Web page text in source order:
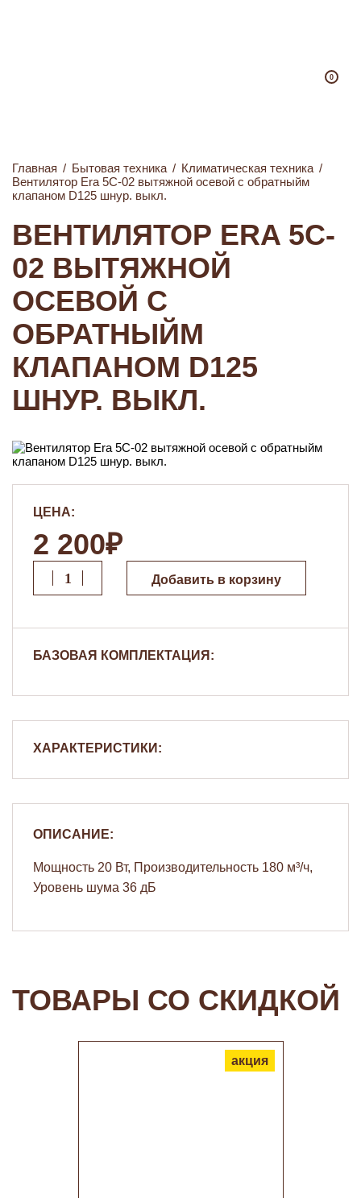
0
Главная / Бытовая техника / Климатическая техника /
Вентилятор Era 5C-02 вытяжной осевой с обратныйм
клапаном D125 шнур. выкл.
ВЕНТИЛЯТОР ERA 5C-
02 ВЫТЯЖНОЙ
ОСЕВОЙ С
ОБРАТНЫЙМ
КЛАПАНОМ D125
ШНУР. ВЫКЛ.
ЦЕНА:
2 200₽
Добавить в корзину
БАЗОВАЯ КОМПЛЕКТАЦИЯ:
ХАРАКТЕРИСТИКИ:
ОПИСАНИЕ:
Мощность 20 Вт, Производительность 180 м³/ч,
Уровень шума 36 дБ
ТОВАРЫ СО СКИДКОЙ
акция